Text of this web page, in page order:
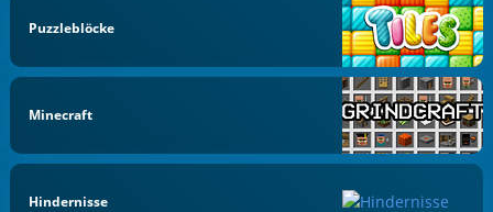
Puzzleblöcke
Minecraft
Hindernisse